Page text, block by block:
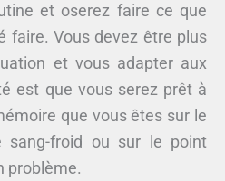
et oserez faire ce que
faire. Vous devez être plus
et vous adapter aux
est que vous serez prêt à
que vous êtes sur le
sang-froid ou sur le point
problème.